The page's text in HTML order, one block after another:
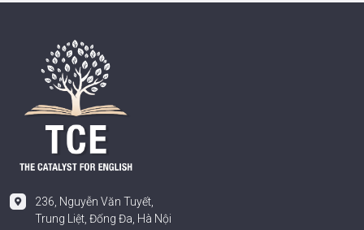
236, Nguyễn Văn Tuyết,
Trung Liệt, Đống Đa, Hà Nội